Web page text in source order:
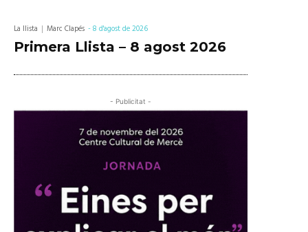
La llista Marc Clapés -8 d'agost de 2026
Primera Llista – 8 agost 2026
- Publicitat -